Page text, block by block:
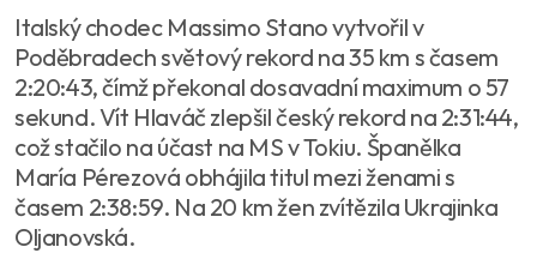
Italský chodec Massimo Stano vytvořil v
Poděbradech světový rekord na 35 km s časem
2:20:43, čímž překonal dosavadní maximum o 57
sekund. Vít Hlaváč zlepšil český rekord na 2:31:44,
což stačilo na účast na MS v Tokiu. Španělka
María Pérezová obhájila titul mezi ženami s
časem 2:38:59. Na 20 km žen zvítězila Ukrajinka
Oljanovská.